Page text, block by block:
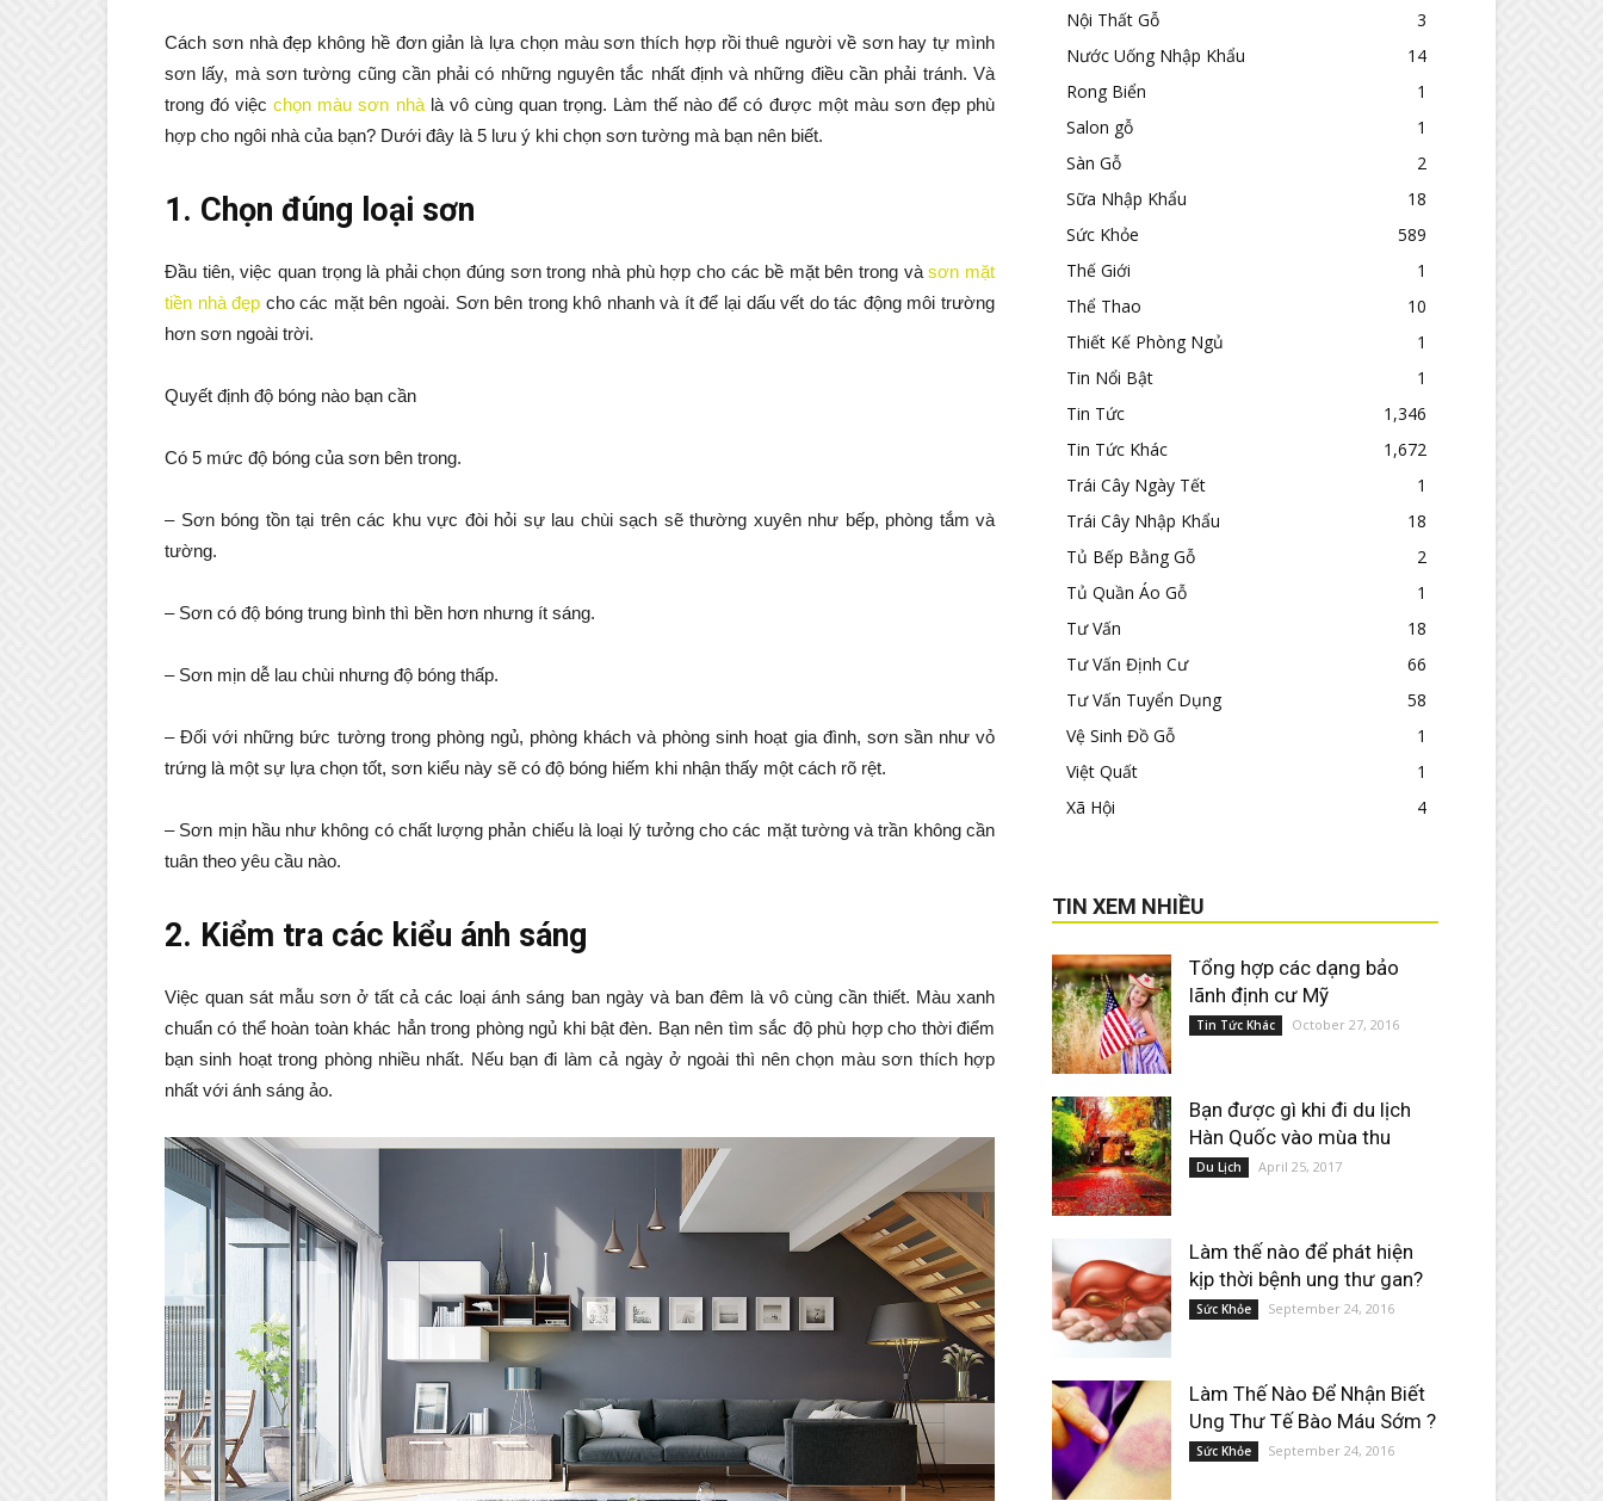
Cách sơn nhà đẹp không hề đơn giản là lựa chọn màu sơn thích hợp rồi thuê người về sơn hay tự mình
sơn lấy, mà sơn tường cũng cần phải có những nguyên tắc nhất định và những điều cần phải tránh. Và
trong đó việcchọn màu sơn nhàlà vô cùng quan trọng. Làm thế nào để có được một màu sơn đẹp phù
hợp cho ngôi nhà của bạn? Dưới đây là 5 lưu ý khi chọn sơn tường mà bạn nên biết.
1. Chọn đúng loại sơn
Đầu tiên, việc quan trọng là phải chọn đúng sơn trong nhà phù hợp cho các bề mặt bên trong vàsơn mặt
tiền nhà đẹp cho các mặt bên ngoài. Sơn bên trong khô nhanh và ít để lại dấu vết do tác động môi trường
hơn sơn ngoài trời.
Quyết định độ bóng nào bạn cần
Có 5 mức độ bóng của sơn bên trong.
– Sơn bóng tồn tại trên các khu vực đòi hỏi sự lau chùi sạch sẽ thường xuyên như bếp, phòng tắm và
tường.
– Sơn có độ bóng trung bình thì bền hơn nhưng ít sáng.
– Sơn mịn dễ lau chùi nhưng độ bóng thấp.
– Đối với những bức tường trong phòng ngủ, phòng khách và phòng sinh hoạt gia đình, sơn sần như vỏ
trứng là một sự lựa chọn tốt, sơn kiểu này sẽ có độ bóng hiếm khi nhận thấy một cách rõ rệt.
– Sơn mịn hầu như không có chất lượng phản chiếu là loại lý tưởng cho các mặt tường và trần không cần
tuân theo yêu cầu nào.
2. Kiểm tra các kiểu ánh sáng
Việc quan sát mẫu sơn ở tất cả các loại ánh sáng ban ngày và ban đêm là vô cùng cần thiết. Màu xanh
chuẩn có thể hoàn toàn khác hẳn trong phòng ngủ khi bật đèn. Bạn nên tìm sắc độ phù hợp cho thời điểm
bạn sinh hoạt trong phòng nhiều nhất. Nếu bạn đi làm cả ngày ở ngoài thì nên chọn màu sơn thích hợp
nhất với ánh sáng ảo.
Nội Thất Gỗ
3
Nước Uống Nhập Khẩu
14
Rong Biển
1
Salon gỗ
1
Sàn Gỗ
2
Sữa Nhập Khẩu
18
Sức Khỏe
589
Thế Giới
1
Thể Thao
10
Thiết Kế Phòng Ngủ
1
Tin Nổi Bật
1
Tin Tức
1,346
Tin Tức Khác
1,672
Trái Cây Ngày Tết
1
Trái Cây Nhập Khẩu
18
Tủ Bếp Bằng Gỗ
2
Tủ Quần Áo Gỗ
1
Tư Vấn
18
Tư Vấn Định Cư
66
Tư Vấn Tuyển Dụng
58
Vệ Sinh Đồ Gỗ
1
Việt Quất
1
Xã Hội
4
TIN XEM NHIỀU
Tổng hợp các dạng bảo
lãnh định cư Mỹ
Tin Tức Khác October 27, 2016
Bạn được gì khi đi du lịch
Hàn Quốc vào mùa thu
Du Lịch April 25, 2017
Làm thế nào để phát hiện
kịp thời bệnh ung thư gan?
Sức Khỏe September 24, 2016
Làm Thế Nào Để Nhận Biết
Ung Thư Tế Bào Máu Sớm ?
Sức Khỏe September 24, 2016